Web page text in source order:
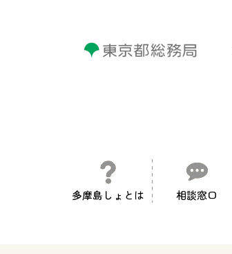
多摩島しょとは 相談窓口